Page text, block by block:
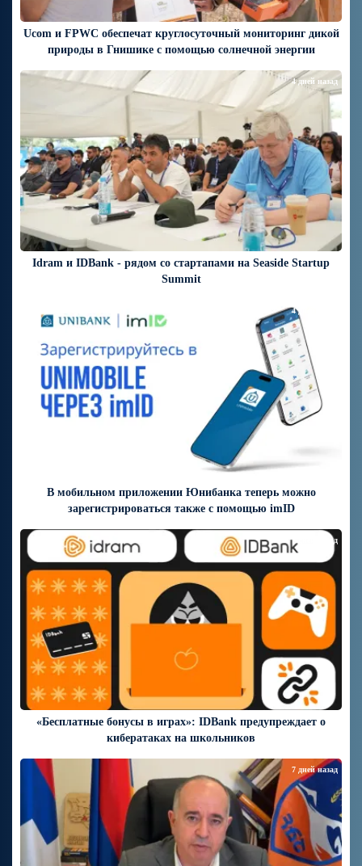
Ucom и FPWC обеспечат круглосуточный мониторинг дикой
природы в Гнишике с помощью солнечной энергии
Idram и IDBank - рядом со стартапами на Seaside Startup
Summit
4 дней назад
В мобильном приложении Юнибанка теперь можно
зарегистрироваться также с помощью imID
4 дней назад
«Бесплатные бонусы в играх»: IDBank предупреждает о
кибератаках на школьников
7 дней назад
7 дней назад